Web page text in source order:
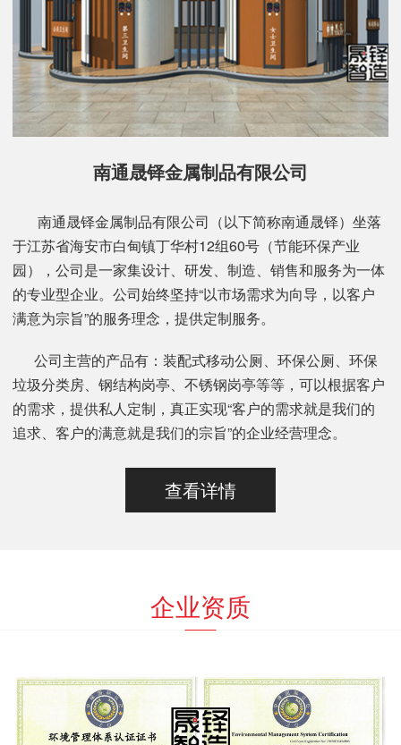
南通晟铎金属制品有限公司
南通晟铎金属制品有限公司（以下简称南通晟铎）坐落
于江苏省海安市白甸镇丁华村12组60号（节能环保产业
园），公司是一家集设计、研发、制造、销售和服务为一体
的专业型企业。公司始终坚持“以市场需求为向导，以客户
满意为宗旨”的服务理念，提供定制服务。
公司主营的产品有：装配式移动公厕、环保公厕、环保
垃圾分类房、钢结构岗亭、不锈钢岗亭等等，可以根据客户
的需求，提供私人定制，真正实现“客户的需求就是我们的
追求、客户的满意就是我们的宗旨”的企业经营理念。
查看详情
企业资质